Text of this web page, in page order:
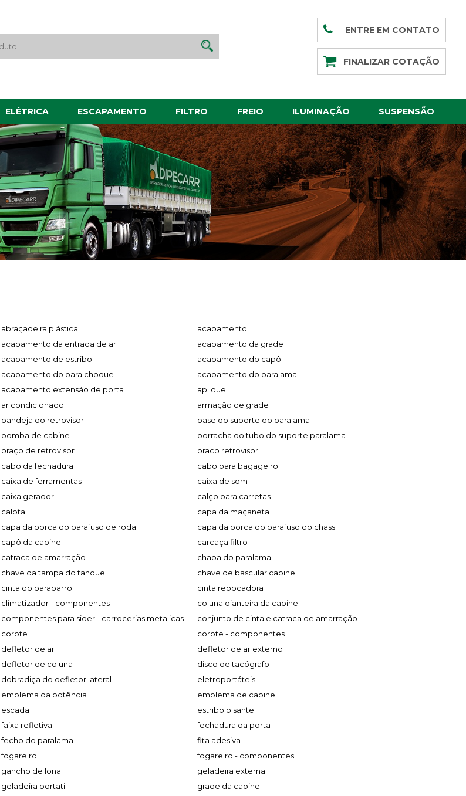
ENTRE EM CONTATO
FINALIZAR COTAÇÃO
ELÉTRICA ESCAPAMENTO FILTRO FREIO ILUMINAÇÃO SUSPENSÃO
abraçadeira plástica
acabamento
acabamento da entrada de ar
acabamento da grade
acabamento de estribo
acabamento do capô
acabamento do para choque
acabamento do paralama
acabamento extensão de porta
aplique
ar condicionado
armação de grade
bandeja do retrovisor
base do suporte do paralama
bomba de cabine
borracha do tubo do suporte paralama
braço de retrovisor
braco retrovisor
cabo da fechadura
cabo para bagageiro
caixa de ferramentas
caixa de som
caixa gerador
calço para carretas
calota
capa da maçaneta
capa da porca do parafuso de roda
capa da porca do parafuso do chassi
capô da cabine
carcaça filtro
catraca de amarração
chapa do paralama
chave da tampa do tanque
chave de bascular cabine
cinta do parabarro
cinta rebocadora
climatizador - componentes
coluna dianteira da cabine
componentes para sider - carrocerias metalicas
conjunto de cinta e catraca de amarração
corote
corote - componentes
defletor de ar
defletor de ar externo
defletor de coluna
disco de tacógrafo
dobradiça do defletor lateral
eletroportáteis
emblema da potência
emblema de cabine
escada
estribo pisante
faixa refletiva
fechadura da porta
fecho do paralama
fita adesiva
fogareiro
fogareiro - componentes
gancho de lona
geladeira externa
geladeira portatil
grade da cabine